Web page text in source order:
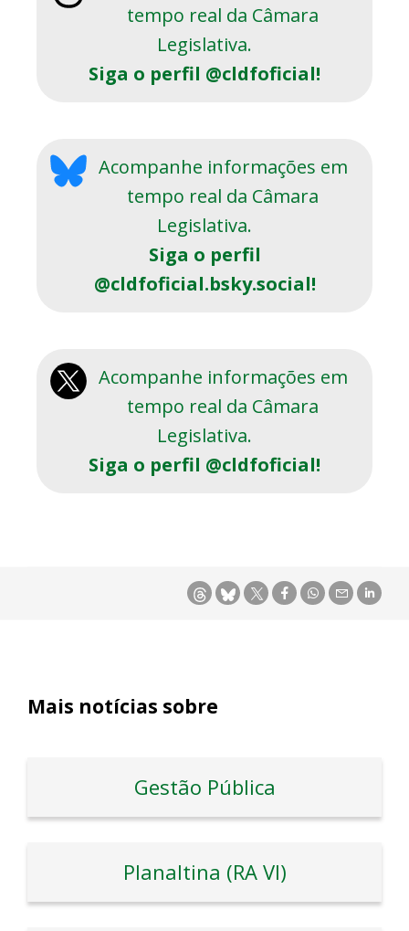
tempo real da Câmara
Legislativa.
Siga o perfil @cldfoficial!
Acompanhe informações em
tempo real da Câmara
Legislativa.
Siga o perfil
@cldfoficial.bsky.social!
Acompanhe informações em
tempo real da Câmara
Legislativa.
Siga o perfil @cldfoficial!
Mais notícias sobre
Gestão Pública
Planaltina (RA VI)